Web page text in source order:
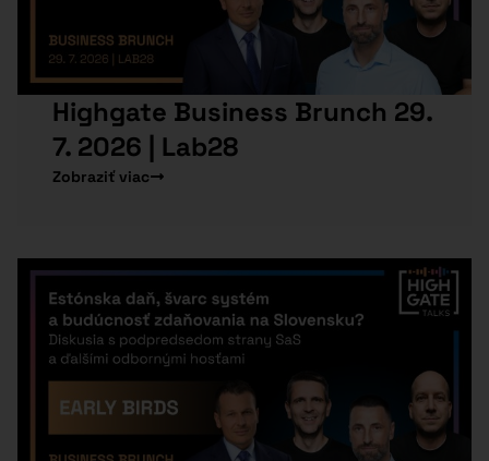
Highgate Business Brunch 29.
7. 2026 | Lab28
Zobraziť viac